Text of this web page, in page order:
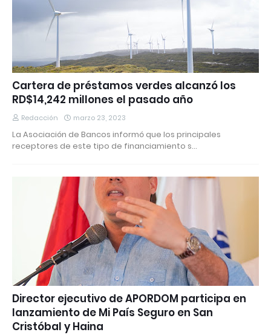
Cartera de préstamos verdes alcanzó los
RD$14,242 millones el pasado año
Redacción marzo 23, 2023
La Asociación de Bancos informó que los principales
receptores de este tipo de financiamiento s…
Director ejecutivo de APORDOM participa en
lanzamiento de Mi País Seguro en San
Cristóbal y Haina